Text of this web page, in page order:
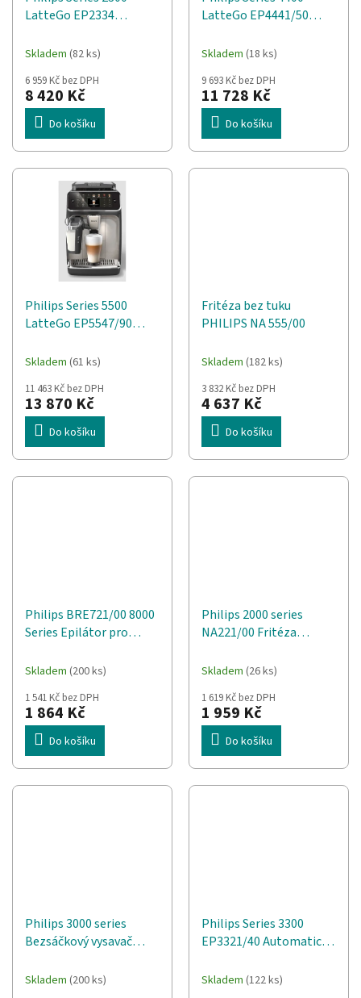
LatteGo EP2334
Skladem (82 ks)
6 959 Kč bez DPH
8 420 Kč
Do košíku
LatteGo EP4441/50
Skladem (18 ks)
9 693 Kč bez DPH
11 728 Kč
Do košíku
Philips Series 5500
LatteGo EP5547/90
Skladem (61 ks)
11 463 Kč bez DPH
13 870 Kč
Do košíku
Fritéza bez tuku
PHILIPS NA 555/00
Skladem (182 ks)
3 832 Kč bez DPH
4 637 Kč
Do košíku
Philips BRE721/00 8000
Series Epilátor pro
Bílá, Růžová
Skladem (200 ks)
1 541 Kč bez DPH
1 864 Kč
Do košíku
Philips 2000 series
NA221/00 Fritéza
(stříbrná)
Skladem (26 ks)
1 619 Kč bez DPH
1 959 Kč
Do košíku
Philips 3000 series
Bezsáčkový vysavač
FC9330/09
Skladem (200 ks)
Philips Series 3300
EP3321/40 Automatický
Skladem (122 ks)